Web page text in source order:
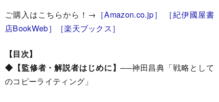
ご購入はこちらから！→ ［Amazon.co.jp］
［紀伊國屋書
店BookWeb］
［楽天ブックス］
【目次】
◆【監修者・解説者はじめに】──神田昌典「戦略として
のコピーライティング」